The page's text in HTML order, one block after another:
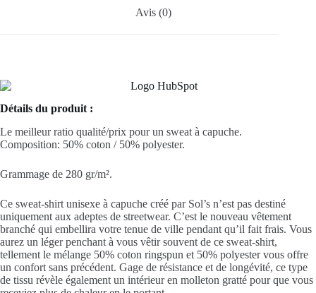
Avis (0)
Détails du produit :
Le meilleur ratio qualité/prix pour un sweat à capuche.
Composition: 50% coton / 50% polyester.
Grammage de 280 gr/m².
Ce sweat-shirt unisexe à capuche créé par Sol’s n’est pas destiné
uniquement aux adeptes de streetwear. C’est le nouveau vêtement
branché qui embellira votre tenue de ville pendant qu’il fait frais. Vous
aurez un léger penchant à vous vêtir souvent de ce sweat-shirt,
tellement le mélange 50% coton ringspun et 50% polyestervous offre
un confort sans précédent. Gage de résistance et de longévité, ce type
de tissu révèle également un intérieur en molleton gratté pour que vous